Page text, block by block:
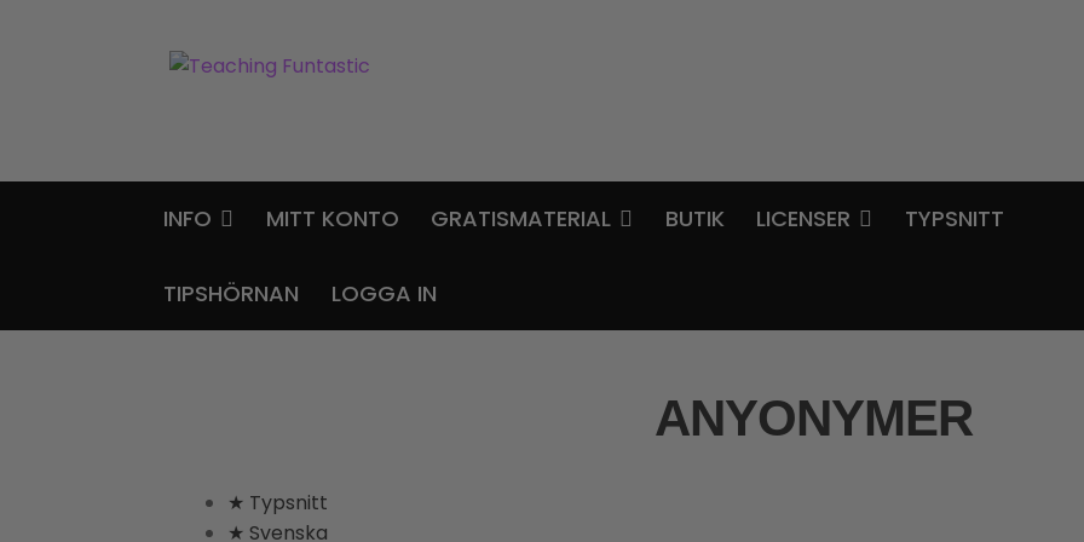
Hoppa
Gå
INFO MITT KONTO GRATISMATERIAL BUTIK LICENSER TYPSNITT
TIPSHÖRNAN LOGGA IN
ANYONYMER
★ Typsnitt
★ Svenska